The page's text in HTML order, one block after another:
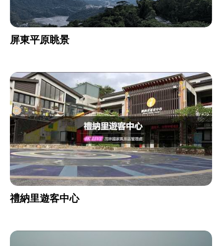
屏東平原眺景
禮納里遊客中心